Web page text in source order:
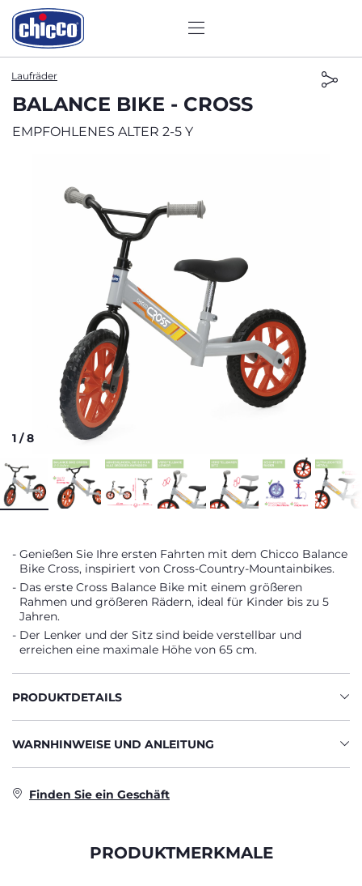
Laufräder
BALANCE BIKE - CROSS
EMPFOHLENES ALTER 2-5 Y
1 /8
Genießen Sie Ihre ersten Fahrten mit dem Chicco Balance
Bike Cross, inspiriert von Cross-Country-Mountainbikes.
Das erste Cross Balance Bike mit einem größeren
Rahmen und größeren Rädern, ideal für Kinder bis zu 5
Jahren.
Der Lenker und der Sitz sind beide verstellbar und
erreichen eine maximale Höhe von 65 cm.
PRODUKTDETAILS
WARNHINWEISE UND ANLEITUNG
Finden Sie ein Geschäft
PRODUKTMERKMALE